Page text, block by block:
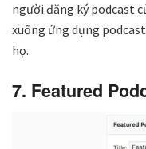
người đăng ký podcast
xuống ứng dụng
họ.
7. Featured